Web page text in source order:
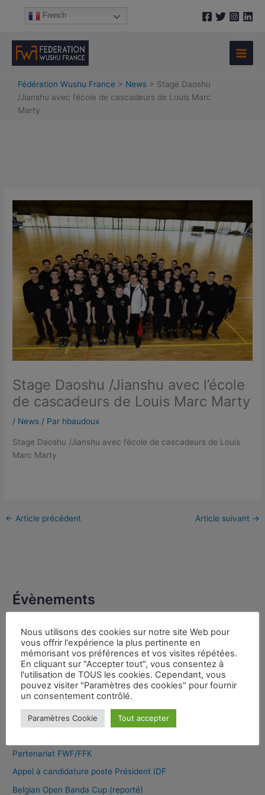
French
Fédération Wushu France > News > Stage Daoshu
/Jianshu avec l’école de cascadeurs de Louis Marc
Marty
Stage Daoshu /Jianshu avec l’école
de cascadeurs de Louis Marc Marty
/ News / Par hbaudoux
Stage Daoshu /Jianshu avec l’école de cascadeurs de Louis
Marc Marty
← Article précédent Article suivant →
Évènements
Aucun évènement
Dernières publications
aquitaine
Partenariat FWF/FFK
Appel à candidature poste Président IDF
Belgian Open Banda Cup (reporté)
c
Nous utilisons des cookies sur notre site Web pour
vous offrir l'expérience la plus pertinente en
mémorisant vos préférences et vos visites répétées.
En cliquant sur "Accepter tout", vous consentez à
l'utilisation de TOUS les cookies. Cependant, vous
pouvez visiter "Paramètres des cookies" pour fournir
un consentement contrôlé.
Paramètres Cookie Tout accepter